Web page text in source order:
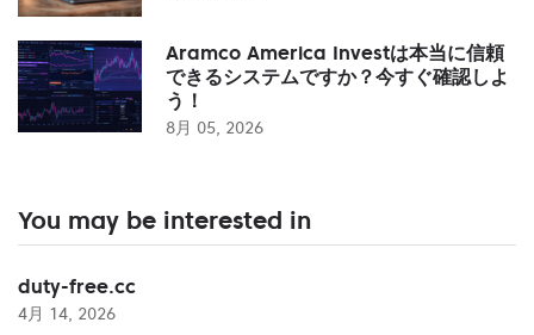
Aramco America Investは本当に信頼
できるシステムですか？今すぐ確認しよ
う！
8月 05, 2026
You may be interested in
duty-free.cc
4月 14, 2026